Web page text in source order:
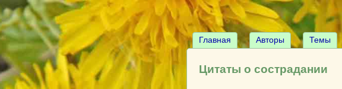
Главная Авторы Темы
Цитаты о сострадании